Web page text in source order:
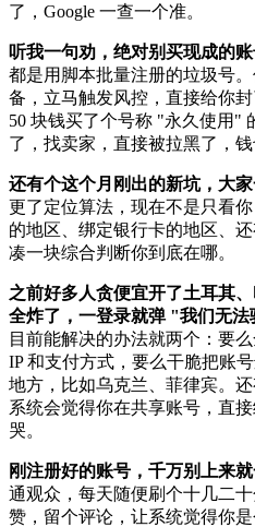
了，Google 一查一个准。
听我一句劝，绝对别买现成的账
都是用脚本批量注册的垃圾号
备，立马触发风控，直接给你
50 块钱买了个号称 "永久使用"
了，找卖家，直接被拉黑了，钱
还有个这个月刚出的新坑，大家
更了定位算法，现在不是只看
的地区、绑定银行卡的地区、
凑一块综合判断你到底在哪。
之前好多人贪便宜开了土耳其
全炸了，一登录就弹 "我们无法
目前能解决的办法就两个：要
IP 和支付方式，要么干脆把账
地方，比如乌克兰、菲律宾。
系统会觉得你在共享账号，直
哭。
刚注册好的账号，千万别上来
通观众，每天随便刷个十几二
赞，留个评论，让系统觉得你